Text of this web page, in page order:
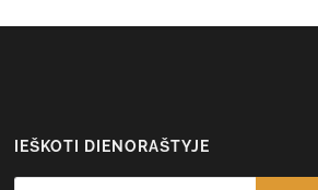
IEŠKOTI DIENORAŠTYJE